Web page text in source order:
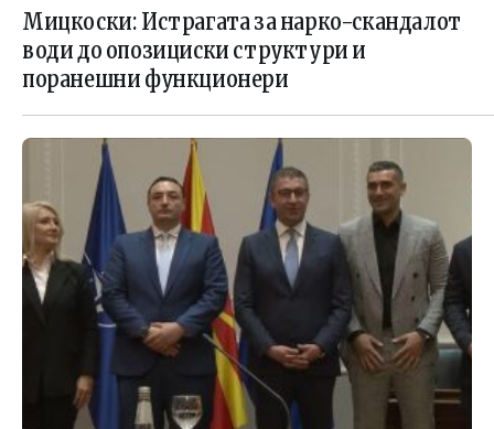
ИСТРАГАТА
Мицкоски: Истрагата за нарко-скандалот
води до опозициски структури и
поранешни функционери